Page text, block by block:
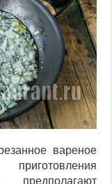
вареное
предполагают